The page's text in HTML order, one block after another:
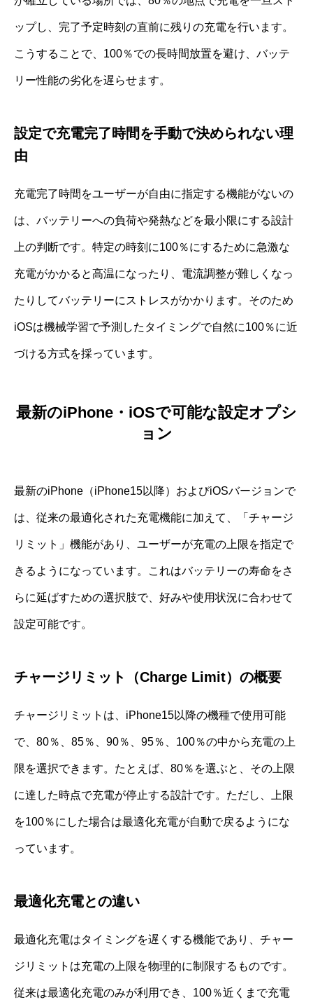
ップし、完了予定時刻の直前に残りの充電を行います。
こうすることで、100％での長時間放置を避け、バッテ
リー性能の劣化を遅らせます。
設定で充電完了時間を手動で決められない理
由
充電完了時間をユーザーが自由に指定する機能がないの
は、バッテリーへの負荷や発熱などを最小限にする設計
上の判断です。特定の時刻に100％にするために急激な
充電がかかると高温になったり、電流調整が難しくなっ
たりしてバッテリーにストレスがかかります。そのため
iOSは機械学習で予測したタイミングで自然に100％に近
づける方式を採っています。
最新のiPhone・iOSで可能な設定オプシ
ョン
最新のiPhone（iPhone15以降）およびiOSバージョンで
は、従来の最適化された充電機能に加えて、「チャージ
リミット」機能があり、ユーザーが充電の上限を指定で
きるようになっています。これはバッテリーの寿命をさ
らに延ばすための選択肢で、好みや使用状況に合わせて
設定可能です。
チャージリミット（Charge Limit）の概要
チャージリミットは、iPhone15以降の機種で使用可能
で、80％、85％、90％、95％、100％の中から充電の上
限を選択できます。たとえば、80％を選ぶと、その上限
に達した時点で充電が停止する設計です。ただし、上限
を100％にした場合は最適化充電が自動で戻るようにな
っています。
最適化充電との違い
最適化充電はタイミングを遅くする機能であり、チャー
ジリミットは充電の上限を物理的に制限するものです。
従来は最適化充電のみが利用でき、100％近くまで充電